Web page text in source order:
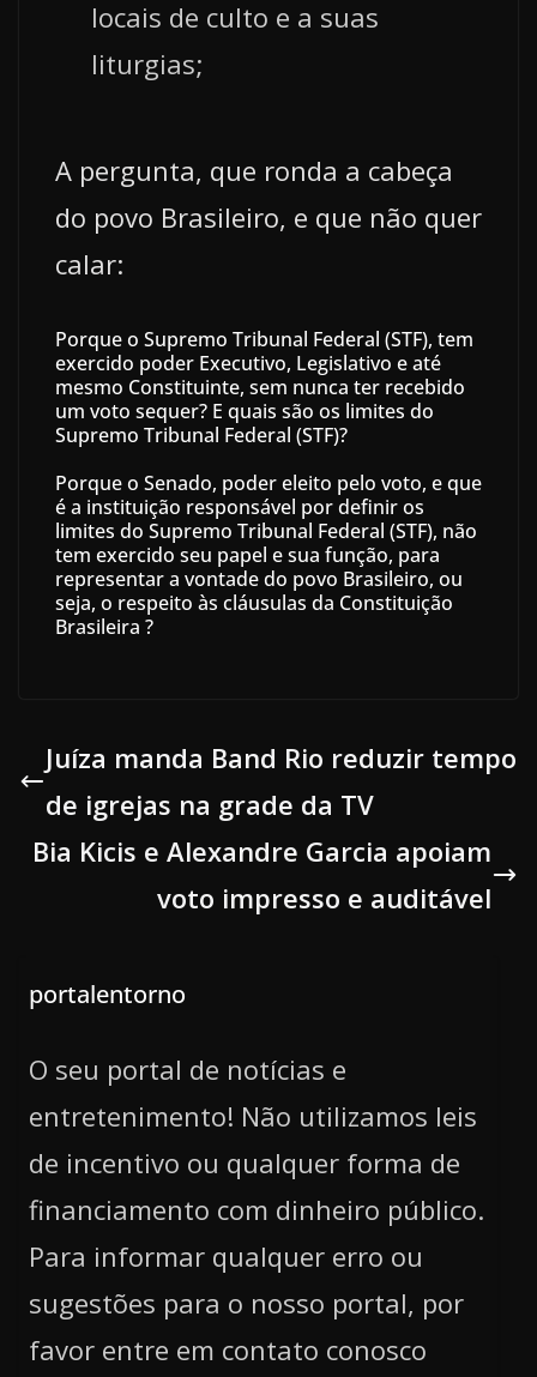
locais de culto e a suas
liturgias;
A pergunta, que ronda a cabeça
do povo Brasileiro, e que não quer
calar:
Porque o Supremo Tribunal Federal (STF), tem
exercido poder Executivo, Legislativo e até
mesmo Constituinte, sem nunca ter recebido
um voto sequer? E quais são os limites do
Supremo Tribunal Federal (STF)?
Porque o Senado, poder eleito pelo voto, e que
é a instituição responsável por definir os
limites do Supremo Tribunal Federal (STF), não
tem exercido seu papel e sua função, para
representar a vontade do povo Brasileiro, ou
seja, o respeito às cláusulas da Constituição
Brasileira ?
Juíza manda Band Rio reduzir tempo
de igrejas na grade da TV
Bia Kicis e Alexandre Garcia apoiam
voto impresso e auditável
portalentorno
O seu portal de notícias e
entretenimento! Não utilizamos leis
de incentivo ou qualquer forma de
financiamento com dinheiro público.
Para informar qualquer erro ou
sugestões para o nosso portal, por
favor entre em contato conosco